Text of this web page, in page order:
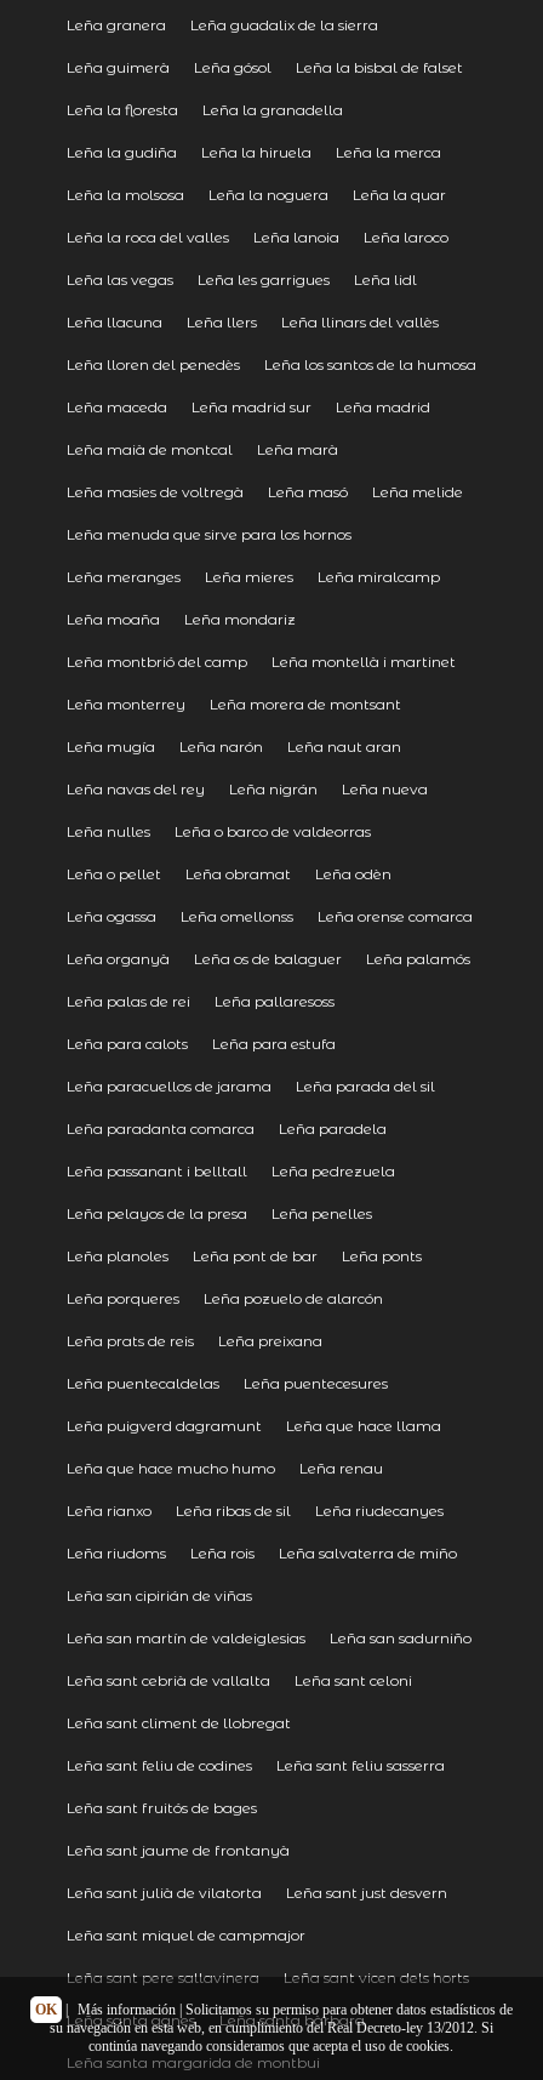
Leña granera Leña guadalix de la sierra
Leña guimerà Leña gósol Leña la bisbal de falset
Leña la floresta Leña la granadella
Leña la gudiña Leña la hiruela Leña la merca
Leña la molsosa Leña la noguera Leña la quar
Leña la roca del valles Leña lanoia Leña laroco
Leña las vegas Leña les garrigues Leña lidl
Leña llacuna Leña llers Leña llinars del vallès
Leña lloren del penedès Leña los santos de la humosa
Leña maceda Leña madrid sur Leña madrid
Leña maià de montcal Leña marà
Leña masies de voltregà Leña masó Leña melide
Leña menuda que sirve para los hornos
Leña meranges Leña mieres Leña miralcamp
Leña moaña Leña mondariz
Leña montbrió del camp Leña montellà i martinet
Leña monterrey Leña morera de montsant
Leña mugía Leña narón Leña naut aran
Leña navas del rey Leña nigrán Leña nueva
Leña nulles Leña o barco de valdeorras
Leña o pellet Leña obramat Leña odèn
Leña ogassa Leña omellonss Leña orense comarca
Leña organyà Leña os de balaguer Leña palamós
Leña palas de rei Leña pallaresoss
Leña para calots Leña para estufa
Leña paracuellos de jarama Leña parada del sil
Leña paradanta comarca Leña paradela
Leña passanant i belltall Leña pedrezuela
Leña pelayos de la presa Leña penelles
Leña planoles Leña pont de bar Leña ponts
Leña porqueres Leña pozuelo de alarcón
Leña prats de reis Leña preixana
Leña puentecaldelas Leña puentecesures
Leña puigverd dagramunt Leña que hace llama
Leña que hace mucho humo Leña renau
Leña rianxo Leña ribas de sil Leña riudecanyes
Leña riudoms Leña rois Leña salvaterra de miño
Leña san cipirián de viñas
Leña san martín de valdeiglesias Leña san sadurniño
Leña sant cebrià de vallalta Leña sant celoni
Leña sant climent de llobregat
Leña sant feliu de codines Leña sant feliu sasserra
Leña sant fruitós de bages
Leña sant jaume de frontanyà
Leña sant julià de vilatorta Leña sant just desvern
Leña sant miquel de campmajor
Leña sant pere sallavinera Leña sant vicen dels horts
Leña santa agnes Leña santa bàrbara
Leña santa margarida de montbui
OK Más información| Solicitamos su permiso para obtener datos estadísticos de
su navegación en esta web, en cumplimiento del Real Decreto-ley 13/2012. Si
continúa navegando consideramos que acepta el uso de cookies.